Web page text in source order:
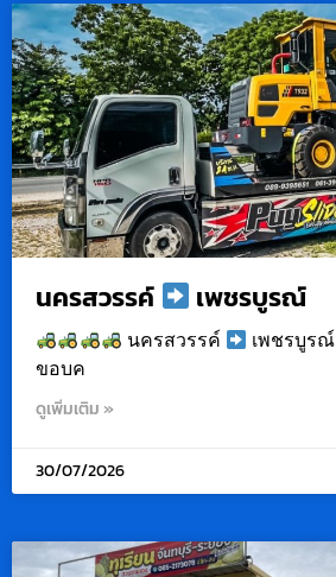
นครสวรรค์ เพชรบูรณ์
นครสวรรค์
เพชรบูรณ์
ขอบค
ดูเพิ่มเติม »
30/07/2026